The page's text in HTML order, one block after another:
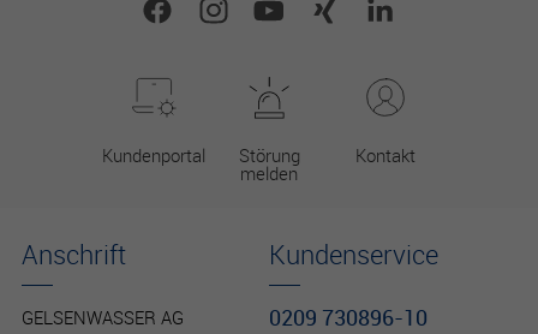
Kundenportal Störung
melden
Kontakt
Kundenservice
0209 730896-10
Anschrift
GELSENWASSER AG